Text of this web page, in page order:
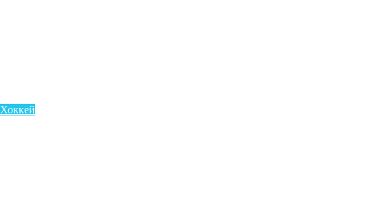
Хоккей